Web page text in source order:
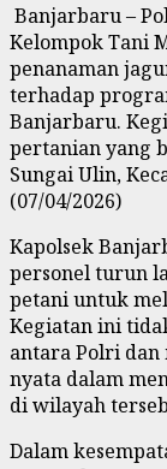
Banjarbaru –
Kelompok Tani
penanaman
terhadap
Banjarbaru.
pertanian yang
Sungai Ulin,
(07/04/2026)
Kapolsek
personel turun
petani untuk
Kegiatan ini
antara Polri dan
nyata dalam
di wilayah
Dalam